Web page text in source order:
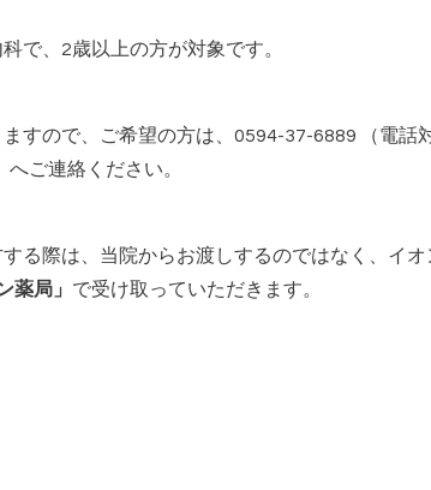
で、2歳以上の方が対象です。
すので、ご希望の方は、0594-37-6889 （電話
へご連絡ください。
る際は、当院からお渡しするのではなく、イオ
薬局」 で受け取っていただきます。